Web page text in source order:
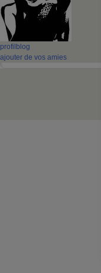
profil blog
ajouter de vos amies